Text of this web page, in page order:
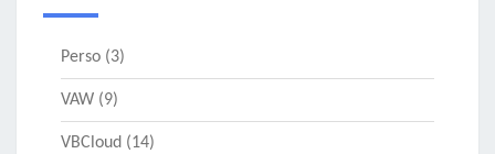
Perso (3)
VAW (9)
VBCloud (14)